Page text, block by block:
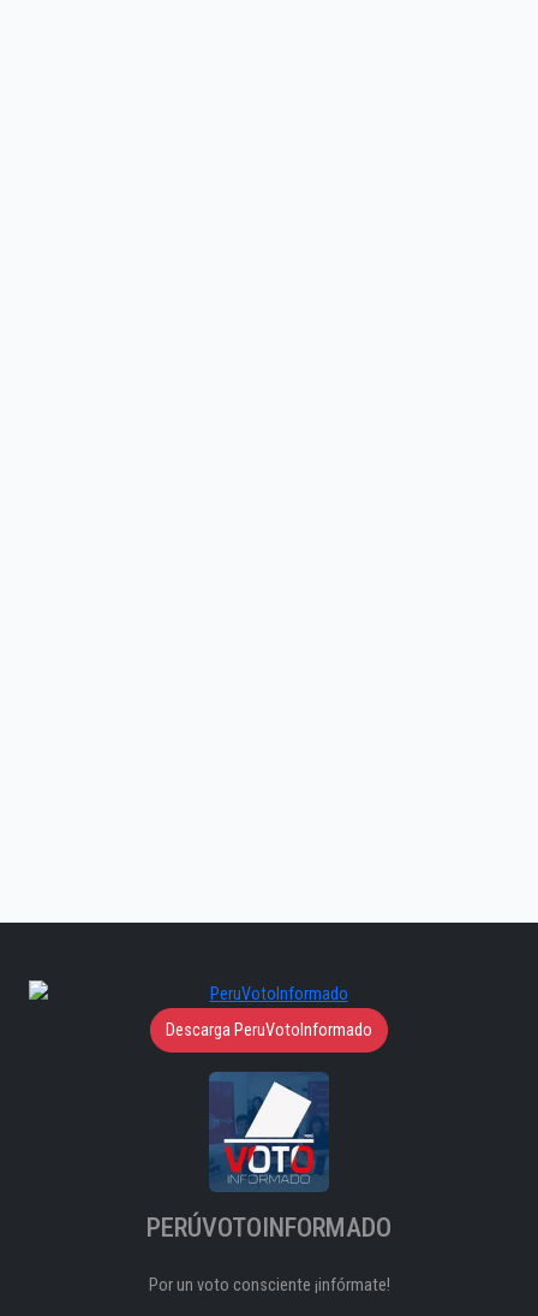
Descarga PeruVotoInformado
PERÚVOTOINFORMADO
Por un voto consciente ¡infórmate!